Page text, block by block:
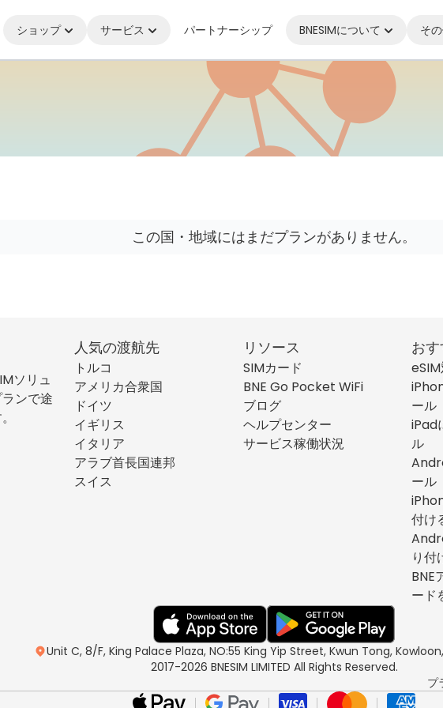
ショップ サービス パートナーシップ BNESIMについて そ
にいてもつながり続ける
この国・地域にはまだプランがありません。
ソリュ
ンで途
人気の渡航先
トルコ
アメリカ合衆国
ドイツ
イギリス
イタリア
アラブ首長国連邦
スイス
リソース
SIMカード
BNE Go Pocket WiFi
ブログ
ヘルプセンター
サービス稼働状況
お
ール
iPad
ル
ール
付け
り付
BNE
ード
Unit C, 8/F, King Palace Plaza, NO:55 King Yip Street, Kwun Tong, Kowloon,
2017-2026 BNESIM LIMITED All Rights Reserved.
プ